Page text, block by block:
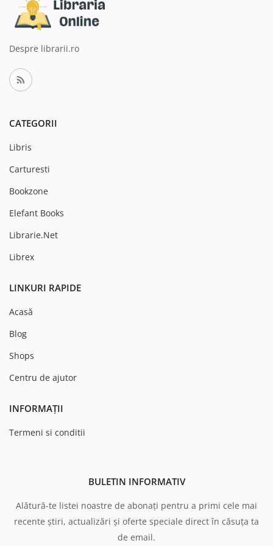
Despre librarii.ro
CATEGORII
Libris
Carturesti
Bookzone
Elefant Books
Librarie.Net
Librex
LINKURI RAPIDE
Acasă
Blog
Shops
Centru de ajutor
INFORMAȚII
Termeni si conditii
BULETIN INFORMATIV
Alătură-te listei noastre de abonați pentru a primi cele mai
recente știri, actualizări și oferte speciale direct în căsuța ta
de email.